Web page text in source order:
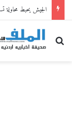
الجيش يحبط محاولة
بحث عن